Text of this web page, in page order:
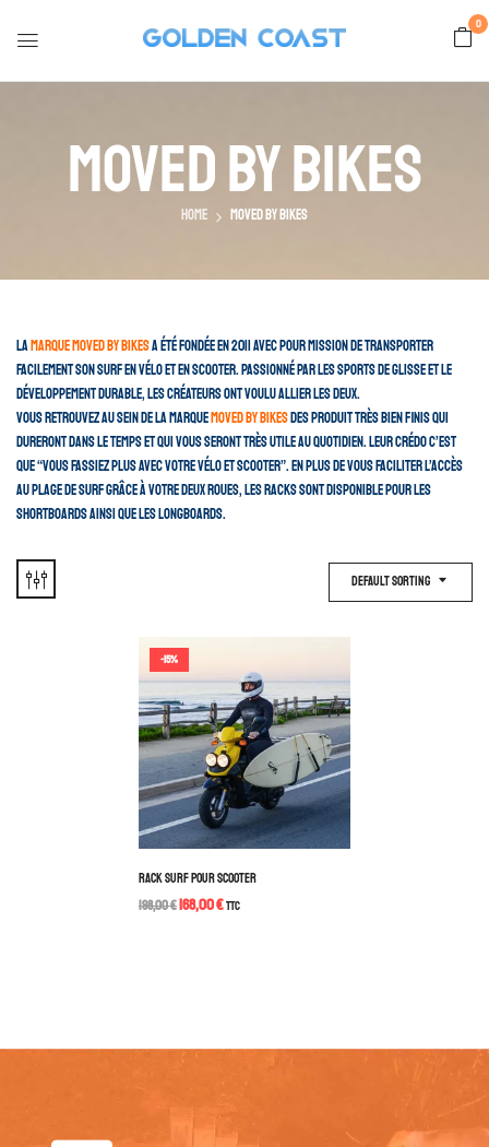
0
Moved By Bikes
Home Moved By Bikes
La marque Moved By Bikesa été fondée en 2011 avec pour mission de transporter
facilement son surf en vélo et en scooter. Passionné par les sports de glisse et le
développement durable, les créateurs ont voulu allier les deux.
Vous retrouvez au sein de la marque Moved By Bikes des produit très bien finis qui
dureront dans le temps et qui vous seront très utile au quotidien. Leur crédo c’est
que “vous fassiez plus avec votre vélo et scooter”. En plus de vous faciliter l’accès
au plage de surf grâce à votre deux roues, les racks sont disponible pour les
shortboards ainsi que les longboards.
Default Sorting
-15%
RACK SURF POUR SCOOTER
198,00€168,00€TTC